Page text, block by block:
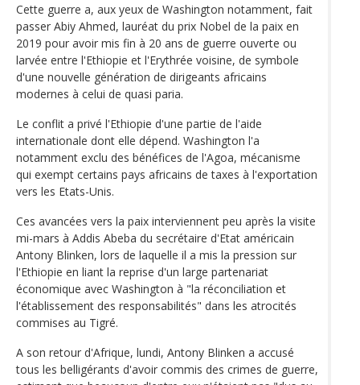
Cette guerre a, aux yeux de Washington notamment, fait
passer Abiy Ahmed, lauréat du prix Nobel de la paix en
2019 pour avoir mis fin à 20 ans de guerre ouverte ou
larvée entre l'Ethiopie et l'Erythrée voisine, de symbole
d'une nouvelle génération de dirigeants africains
modernes à celui de quasi paria.
Le conflit a privé l'Ethiopie d'une partie de l'aide
internationale dont elle dépend. Washington l'a
notamment exclu des bénéfices de l'Agoa, mécanisme
qui exempt certains pays africains de taxes à l'exportation
vers les Etats-Unis.
Ces avancées vers la paix interviennent peu après la visite
mi-mars à Addis Abeba du secrétaire d'Etat américain
Antony Blinken, lors de laquelle il a mis la pression sur
l'Ethiopie en liant la reprise d'un large partenariat
économique avec Washington à "la réconciliation et
l'établissement des responsabilités" dans les atrocités
commises au Tigré.
A son retour d'Afrique, lundi, Antony Blinken a accusé
tous les belligérants d'avoir commis des crimes de guerre,